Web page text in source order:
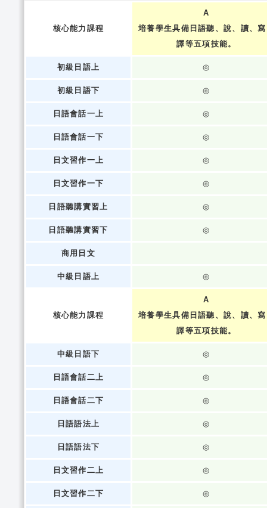
核心能力課程
A
培養學生具備日語聽、說、讀、
譯等五項技能。
初級日語上 ◎
初級日語下 ◎
日語會話一上 ◎
日語會話一下 ◎
日文習作一上 ◎
日文習作一下 ◎
日語聽講實習上 ◎
日語聽講實習下 ◎
商用日文
中級日語上 ◎
核心能力課程
A
培養學生具備日語聽、說、讀、
譯等五項技能。
中級日語下 ◎
日語會話二上 ◎
日語會話二下 ◎
日語語法上 ◎
日語語法下 ◎
日文習作二上 ◎
日文習作二下 ◎